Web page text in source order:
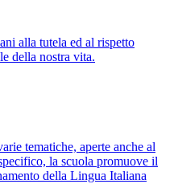
alla tutela ed al rispetto
della nostra vita.
tematiche, aperte anche al
la scuola promuove il
della Lingua Italiana